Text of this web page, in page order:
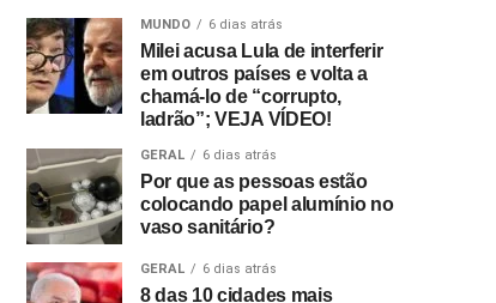
MUNDO 6 dias atrás
Milei acusa Lula de interferir
em outros países e volta a
chamá-lo de “corrupto,
ladrão”; VEJA VÍDEO!
GERAL 6 dias atrás
Por que as pessoas estão
colocando papel alumínio no
vaso sanitário?
GERAL 6 dias atrás
8 das 10 cidades mais